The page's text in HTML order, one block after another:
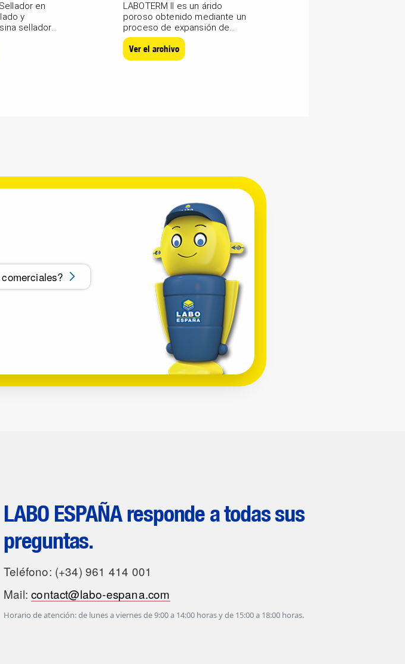
en
y
selladora
LABOTERM II es un árido
poroso obtenido mediante un
proceso de expansión de
vidrio...
Ver el archivo
LABO ESPAÑA responde a todas sus
preguntas.
Teléfono: (+34) 961 414 001
Mail:contact@labo-espana.com
Horario de atención: de lunes a viernes de 9:00 a 14:00 horas y de 15:00 a 18:00 horas.